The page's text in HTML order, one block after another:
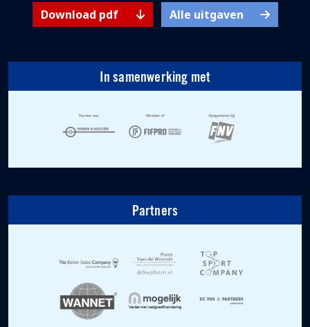
Download pdf Alle uitgaven
In samenwerking met
Partners